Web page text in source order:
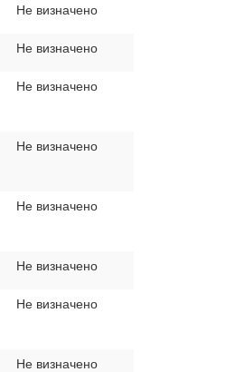
Не визначено
Не визначено
Не визначено
Не визначено
Не визначено
Не визначено
Не визначено
Не визначено